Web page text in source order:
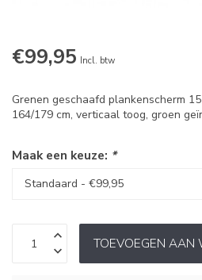
€99,95 Incl. btw
Grenen geschaafd plankenscherm
164/179 cm, verticaal toog, groen
Maak een keuze: *
TOEVOEGEN AAN